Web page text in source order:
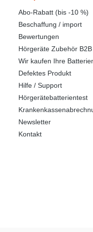
Abo-Rabatt (bis -10 %)
Beschaffung / import
Bewertungen
Hörgeräte Zubehör
Wir kaufen Ihre
Defektes Produkt
Hilfe / Support
Hörgerätebatterientest
Newsletter
Kontakt